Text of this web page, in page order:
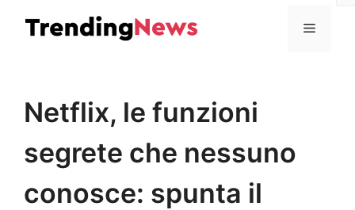
contenuto
Menu
Netflix, le funzioni
segrete che nessuno
conosce: spunta il